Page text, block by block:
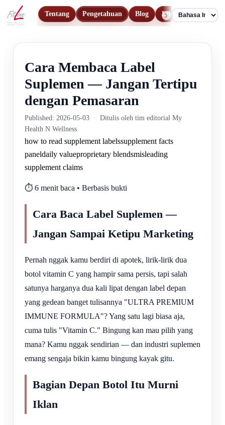
Tentang Pengetahuan Blog Lihat Produk
Language
Cara Membaca Label
Suplemen — Jangan Tertipu
dengan Pemasaran
Published: 2026-05-03 ·
Ditulis oleh tim editorial My
Health N Wellness
how to read supplement labelssupplement facts
paneldaily valueproprietary blendsmisleading
supplement claims
⏱️ 6 menit baca • Berbasis bukti
Cara Baca Label Suplemen —
Jangan Sampai Ketipu Marketing
Pernah nggak kamu berdiri di apotek, lirik-lirik dua
botol vitamin C yang hampir sama persis, tapi salah
satunya harganya dua kali lipat dengan label depan
yang gedean banget tulisannya "ULTRA PREMIUM
IMMUNE FORMULA"? Yang satu lagi biasa aja,
cuma tulis "Vitamin C." Bingung kan mau pilih yang
mana? Kamu nggak sendirian — dan industri suplemen
emang sengaja bikin kamu bingung kayak gitu.
Bagian Depan Botol Itu Murni
Iklan